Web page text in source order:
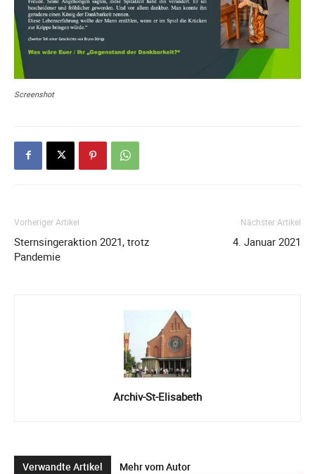
Screenshot
Vorheriger Artikel
Sternsingeraktion 2021, trotz
Pandemie
Nächster Artikel
4. Januar 2021
Archiv-St-Elisabeth
Verwandte Artikel Mehr vom Autor